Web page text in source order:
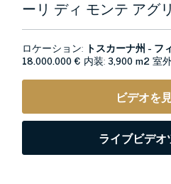
ーリ ディ モンテ アグ
ロケーション: トスカーナ州 - フ
18.000.000 € 内装:3,900 m2室
ビデオを
ライブビデオ